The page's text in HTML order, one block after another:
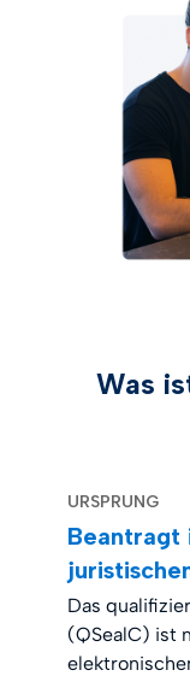
Was
URSPRUNG
Beantragt
Das
(QSealC) ist